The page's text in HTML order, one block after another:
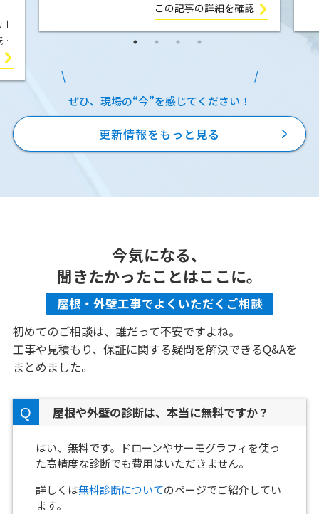
存
ームのご検討をされますよね！今日は、リフォーム
の前に確認すべき5つのポイントをお話しします！
①屋根 屋根は普段見ることがで […]
この記事の詳細を確認
ぜひ、現場の“今”を感じてください！
更新情報をもっと見る
今気になる、
聞きたかったことはここに。
屋根・外壁工事でよくいただくご相談
初めてのご相談は、誰だって不安ですよね。
工事や見積もり、保証に関する疑問を解決できるQ&Aを
まとめました。
屋根や外壁の診断は、本当に無料ですか？
はい、無料です。ドローンやサーモグラフィを使っ
た高精度な診断でも費用はいただきません。
詳しくは無料診断についてのページでご紹介してい
ます。